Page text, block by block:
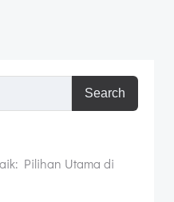
Search
Pilihan Utama di